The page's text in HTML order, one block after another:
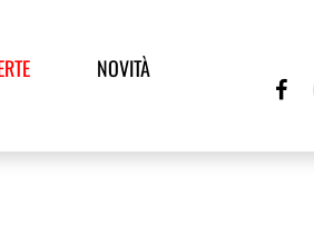
NOVITÀ